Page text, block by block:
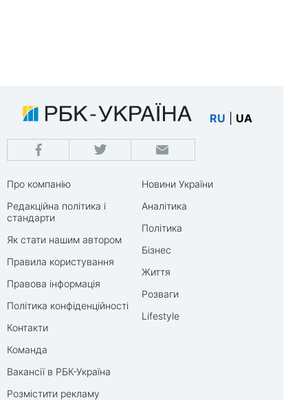
RU UA
Про компанію
Редакційна політика і
стандарти
Як стати нашим автором
Правила користування
Правова інформація
Політика конфіденційності
Контакти
Команда
Вакансії в РБК-Україна
Розмістити рекламу
Новини України
Аналітика
Політика
Бізнес
Життя
Розваги
Lifestyle